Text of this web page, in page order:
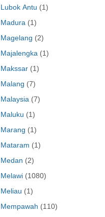
Lubok Antu (1)
Madura (1)
Magelang (2)
Majalengka (1)
Makssar (1)
Malang (7)
Malaysia (7)
Maluku (1)
Marang (1)
Mataram (1)
Medan (2)
Melawi (1080)
Meliau (1)
Mempawah (110)